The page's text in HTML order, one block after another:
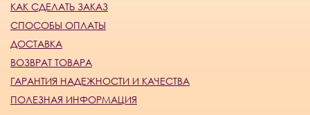
КАК СДЕЛАТЬ ЗАКАЗ
СПОСОБЫ ОПЛАТЫ
ДОСТАВКА
ВОЗВРАТ ТОВАРА
ГАРАНТИЯ НАДЕЖНОСТИ И КАЧЕСТВА
ПОЛЕЗНАЯ ИНФОРМАЦИЯ